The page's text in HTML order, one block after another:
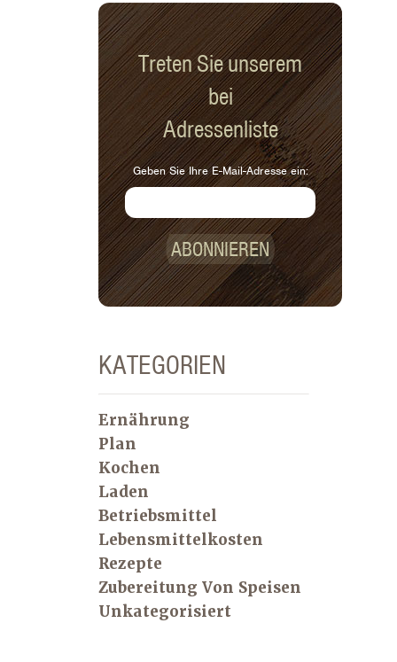
Treten Sie unserem
bei
Adressenliste
Geben Sie Ihre E-Mail-Adresse ein:
ABONNIEREN
KATEGORIEN
Ernährung
Plan
Kochen
Laden
Betriebsmittel
Lebensmittelkosten
Rezepte
Zubereitung Von Speisen
Unkategorisiert